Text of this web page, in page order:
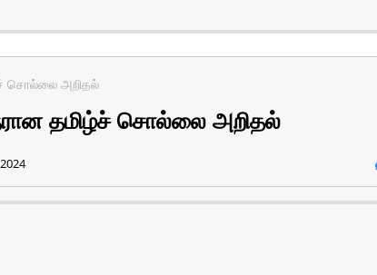
சொல்லை அறிதல்
தமிழ்ச் சொல்லை அறிதல்